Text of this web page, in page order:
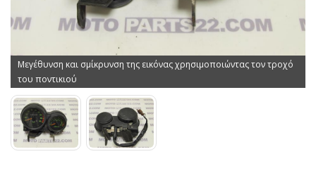
Μεγέθυνση και σμίκρυνση της εικόνας χρησιμοποιώντας τον τροχό
του ποντικιού